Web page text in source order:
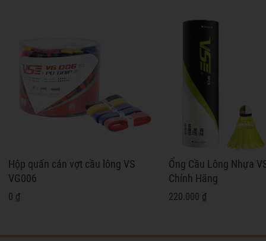
Hộp quấn cán vợt cầu lông VS
VG006
0 ₫
Ống Cầu Lông Nhựa
Chính Hãng
220.000 ₫